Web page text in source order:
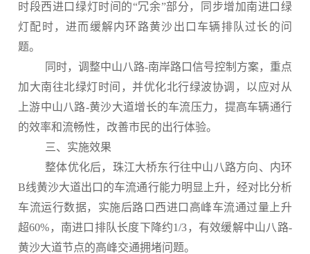
时段西进口绿灯时间的“冗余”部分，同步增加南进口绿
灯配时，进而缓解内环路黄沙出口车辆排队过长的问
题。
同时，调整中山八路-南岸路口信号控制方案，重点
加大南往北绿灯时间，并优化北行绿波协调，以应对从
上游中山八路-黄沙大道增长的车流压力，提高车辆通行
的效率和流畅性，改善市民的出行体验。
三、实施效果
整体优化后，珠江大桥东行往中山八路方向、内环
B线黄沙大道出口的车流通行能力明显上升，经对比分析
车流运行数据，实施后路口西进口高峰车流通过量上升
超60%，南进口排队长度下降约1/3，有效缓解中山八路-
黄沙大道节点的高峰交通拥堵问题。